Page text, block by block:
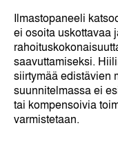
Ilmastopaneeli
ei osoita uskottavaa
saavuttamiseksi.
siirtymää edistävien
suunnitelmassa ei
tai kompensoivia
varmistetaan.